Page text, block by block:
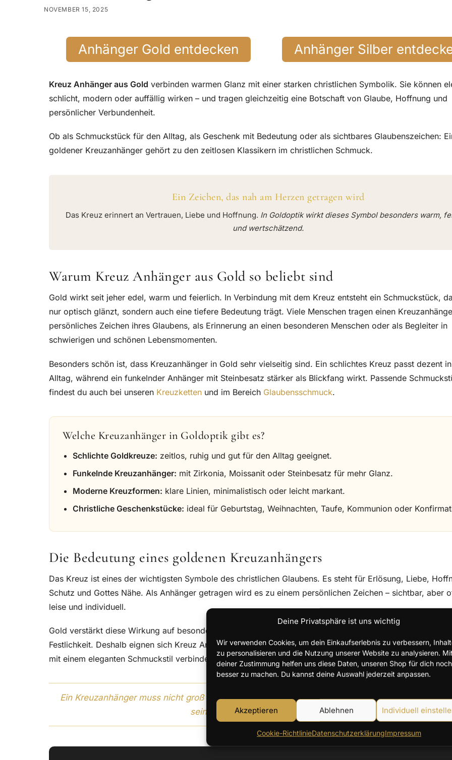
Deine Privatsphäre ist uns wichtig
Wir verwenden Cookies, um dein Einkaufserlebnis zu verbessern,
zu personalisieren und die Nutzung unserer Website zu analysieren. Mit
deiner Zustimmung helfen uns diese Daten, unseren Shop für dich noch
besser zu machen. Du kannst deine Auswahl jederzeit anpassen.
Akzeptieren Ablehnen Individuell
Cookie-RichtlinieDatenschutzerklärungImpressum
NOVEMBER 15, 2025
Anhänger Gold entdecken Anhänger Silber
Kreuz Anhänger aus Gold verbinden warmen Glanz mit einer starken christlichen Symbolik. Sie können
schlicht, modern oder auffällig wirken – und tragen gleichzeitig eine Botschaft von Glaube, Hoffnung und
persönlicher Verbundenheit.
Ob als Schmuckstück für den Alltag, als Geschenk mit Bedeutung oder als sichtbares Glaubenszeichen:
goldener Kreuzanhänger gehört zu den zeitlosen Klassikern im christlichen Schmuck.
Ein Zeichen, das nah am Herzen getragen wird
Das Kreuz erinnert an Vertrauen, Liebe und Hoffnung. In Goldoptik wirkt dieses Symbol besonders warm,
und wertschätzend.
Warum Kreuz Anhänger aus Gold so beliebt sind
Gold wirkt seit jeher edel, warm und feierlich. In Verbindung mit dem Kreuz entsteht ein Schmuckstück,
nur optisch glänzt, sondern auch eine tiefere Bedeutung trägt. Viele Menschen tragen einen
persönliches Zeichen ihres Glaubens, als Erinnerung an einen besonderen Menschen oder als Begleiter in
schwierigen und schönen Lebensmomenten.
Besonders schön ist, dass Kreuzanhänger in Gold sehr vielseitig sind. Ein schlichtes Kreuz passt dezent
Alltag, während ein funkelnder Anhänger mit Steinbesatz stärker als Blickfang wirkt. Passende
findest du auch bei unseren Kreuzketten und im Bereich Glaubensschmuck.
Welche Kreuzanhänger in Goldoptik gibt es?
Schlichte Goldkreuze: zeitlos, ruhig und gut für den Alltag geeignet.
Funkelnde Kreuzanhänger: mit Zirkonia, Moissanit oder Steinbesatz für mehr Glanz.
Moderne Kreuzformen: klare Linien, minimalistisch oder leicht markant.
Christliche Geschenkstücke: ideal für Geburtstag, Weihnachten, Taufe, Kommunion oder
Die Bedeutung eines goldenen Kreuzanhängers
Das Kreuz ist eines der wichtigsten Symbole des christlichen Glaubens. Es steht für Erlösung, Liebe,
Schutz und Gottes Nähe. Als Anhänger getragen wird es zu einem persönlichen Zeichen – sichtbar, aber
leise und individuell.
Gold verstärkt diese Wirkung auf besondere Weise. Der warme Farbton erinnert an Licht, Wertschätzung
Festlichkeit. Deshalb eignen sich Kreuz Anhänger aus Gold besonders gut für Menschen, die christliche
mit einem eleganten Schmuckstil verbinden möchten.
Ein Kreuzanhänger muss nicht groß sein, um viel zu bedeuten. Oft ist es gerade die schlichte
seine Botschaft besonders klar macht.